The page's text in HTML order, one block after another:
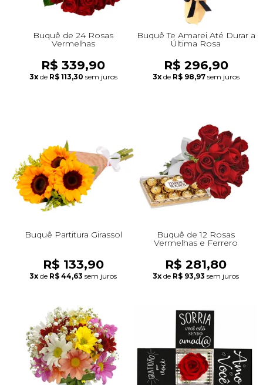
Buquê de 24 Rosas
Vermelhas
R$ 339,90
3x de R$ 113,30 sem juros
Buquê Te Amarei Até Durar a
Última Rosa
R$ 296,90
3x de R$ 98,97 sem juros
Buquê Partitura Girassol
R$ 133,90
3x de R$ 44,63 sem juros
Buquê de 12 Rosas
Vermelhas e Ferrero
R$ 281,80
3x de R$ 93,93 sem juros